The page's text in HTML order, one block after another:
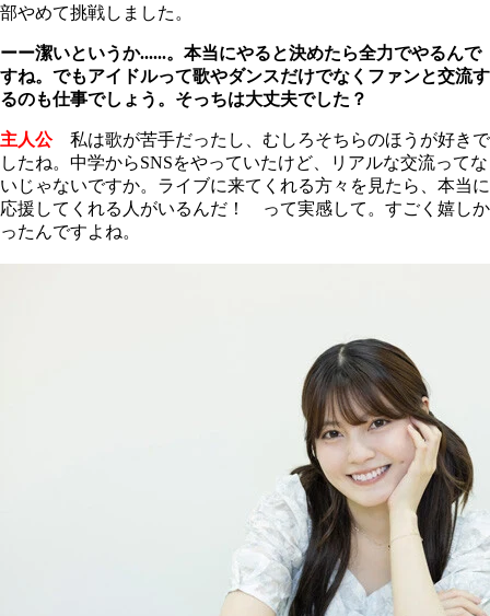
部やめて挑戦しました。
ーー潔いというか......。本当にやると決めたら全力でやるんで
すね。でもアイドルって歌やダンスだけでなくファンと交流す
るのも仕事でしょう。そっちは大丈夫でした？
主人公私は歌が苦手だったし、むしろそちらのほうが好きで
したね。中学からSNSをやっていたけど、リアルな交流ってな
いじゃないですか。ライブに来てくれる方々を見たら、本当に
応援してくれる人がいるんだ！ って実感して。すごく嬉しか
ったんですよね。